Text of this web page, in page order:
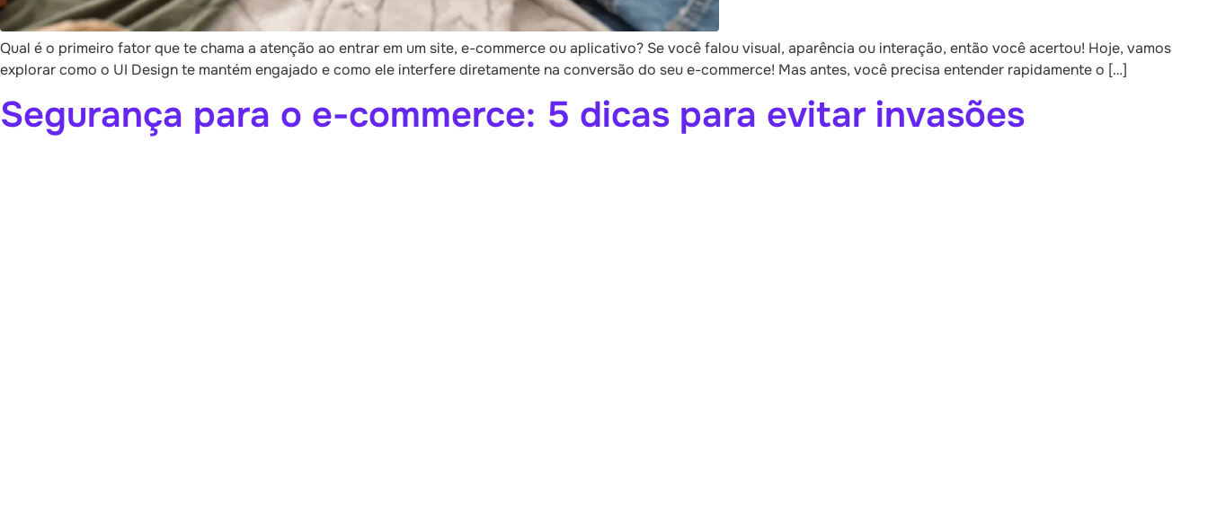
Qual é o primeiro fator que te chama a atenção ao entrar em um site, e-commerce ou aplicativo? Se você falou visual, aparência ou interação, então você acertou! Hoje, vamos
explorar como o UI Design te mantém engajado e como ele interfere diretamente na conversão do seu e-commerce! Mas antes, você precisa entender rapidamente o […]
Segurança para o e-commerce: 5 dicas para evitar invasões